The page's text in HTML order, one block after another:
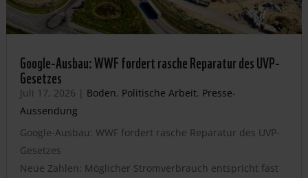
Google-Ausbau: WWF fordert rasche Reparatur des UVP-
Gesetzes
Juli 17, 2026 | Boden, Politische Arbeit, Presse-
Aussendung
Google-Ausbau: WWF fordert rasche Reparatur des UVP-
Gesetzes
Neue Zahlen: Möglicher Stromverbrauch entspricht fast